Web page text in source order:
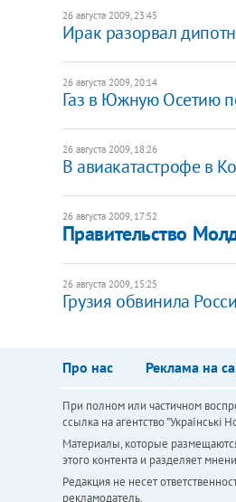
26 августа 2009, 23:45
Ирак разорвал
26 августа 2009, 20:14
Газ в Южную Осетию
26 августа 2009, 18:26
В авиакатастрофе в
26 августа 2009, 17:52
Правительство
26 августа 2009, 15:25
Грузия обвинила
Про нас Реклама на
При полном или частичном
ссылка на агентство "Українськi
Материалы, которые
этого контента и разделяет
Редакция не несет
рекламодатель.